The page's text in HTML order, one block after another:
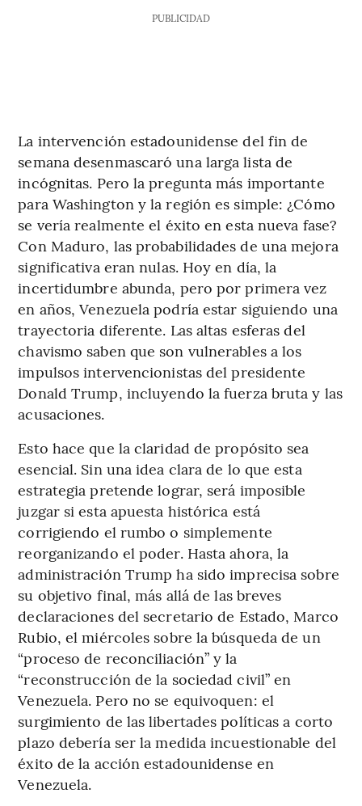
PUBLICIDAD
La intervención estadounidense del fin de
semana desenmascaró una larga lista de
incógnitas. Pero la pregunta más importante
para Washington y la región es simple: ¿Cómo
se vería realmente el éxito en esta nueva fase?
Con Maduro, las probabilidades de una mejora
significativa eran nulas. Hoy en día, la
incertidumbre abunda, pero por primera vez
en años, Venezuela podría estar siguiendo una
trayectoria diferente. Las altas esferas del
chavismo saben que son vulnerables a los
impulsos intervencionistas del presidente
Donald Trump, incluyendo la fuerza bruta y las
acusaciones.
Esto hace que la claridad de propósito sea
esencial. Sin una idea clara de lo que esta
estrategia pretende lograr, será imposible
juzgar si esta apuesta histórica está
corrigiendo el rumbo o simplemente
reorganizando el poder. Hasta ahora, la
administración Trump ha sido imprecisa sobre
su objetivo final, más allá de las breves
declaraciones del secretario de Estado, Marco
Rubio, el miércoles sobre la búsqueda de un
“proceso de reconciliación” y la
“reconstrucción de la sociedad civil” en
Venezuela. Pero no se equivoquen: el
surgimiento de las libertades políticas a corto
plazo debería ser la medida incuestionable del
éxito de la acción estadounidense en
Venezuela.